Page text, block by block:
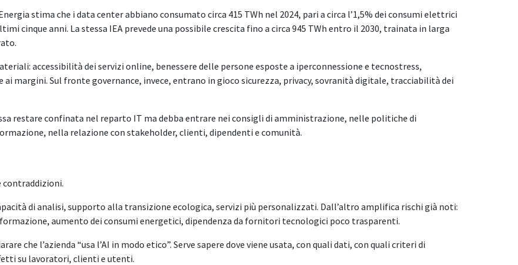
stima che i data center abbiano consumato circa 415 TWh nel 2024, pari a circa l’1,5% dei consumi elettrici
cinque anni. La stessa IEA prevede una possibile crescita fino a circa 945 TWh entro il 2030, trainata in larga
accessibilità dei servizi online, benessere delle persone esposte a iperconnessione e tecnostress,
margini. Sul fronte governance, invece, entrano in gioco sicurezza, privacy, sovranità digitale, tracciabilità dei
restare confinata nel reparto IT ma debba entrare nei consigli di amministrazione, nelle politiche di
nella relazione con stakeholder, clienti, dipendenti e comunità.
contraddizioni.
di analisi, supporto alla transizione ecologica, servizi più personalizzati. Dall’altro amplifica rischi già noti:
aumento dei consumi energetici, dipendenza da fornitori tecnologici poco trasparenti.
che l’azienda “usa l’AI in modo etico”. Serve sapere dove viene usata, con quali dati, con quali criteri di
su lavoratori, clienti e utenti.